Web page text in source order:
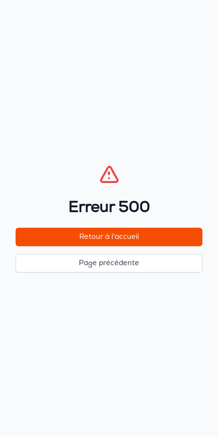
Erreur 500
Retour à l'accueil
Page précédente